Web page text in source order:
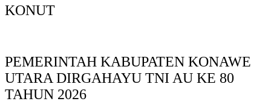
KONUT
PEMERINTAH KABUPATEN KONAWE
UTARA DIRGAHAYU TNI AU KE 80
TAHUN 2026